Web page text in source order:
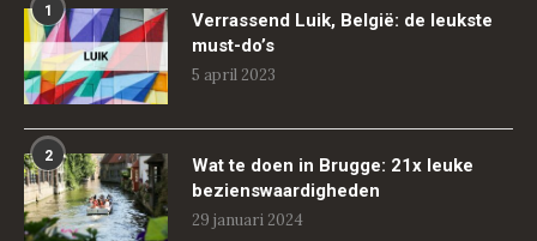
1
Verrassend Luik, België: de leukste
must-do’s
5 april 2023
2
Wat te doen in Brugge: 21x leuke
bezienswaardigheden
29 januari 2024